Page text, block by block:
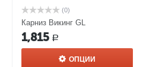
(0)
Карниз Викинг GL
1,815 Р
ОПЦИИ